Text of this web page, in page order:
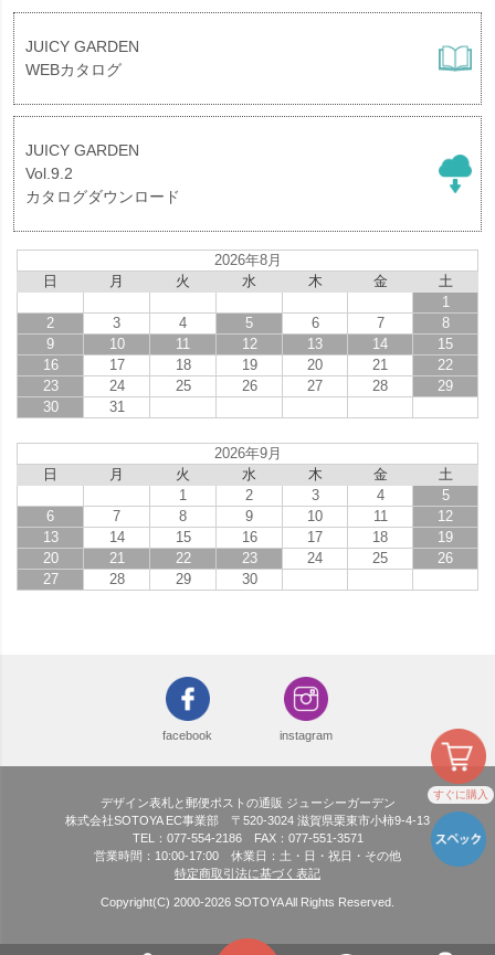
すぐに購入
JUICY GARDEN
WEBカタログ
JUICY GARDEN
Vol.9.2
カタログダウンロード
2026年8月
日
月 火 水 木 金
土
1
2
3 4 5 6 7
8
9
10 11 12 13 14
15
16
17 18 19 20 21
22
23
24 25 26 27 28
29
30
31
2026年9月
日
月 火 水 木 金
土
1
2 3 4
5
6
7 8 9 10 11
12
13
14 15 16 17 18
19
20
21 22 23 24 25
26
27
28 29 30
facebook instagram
デザイン表札と郵便ポストの通販 ジューシーガーデン
株式会社SOTOYA EC事業部 〒520-3024 滋賀県栗東市小柿9-4-13
TEL：077-554-2186 FAX：077-551-3571
営業時間：10:00-17:00 休業日：土・日・祝日・その他
特定商取引法に基づく表記
Copyright(C) 2000-2026 SOTOYA All Rights Reserved.